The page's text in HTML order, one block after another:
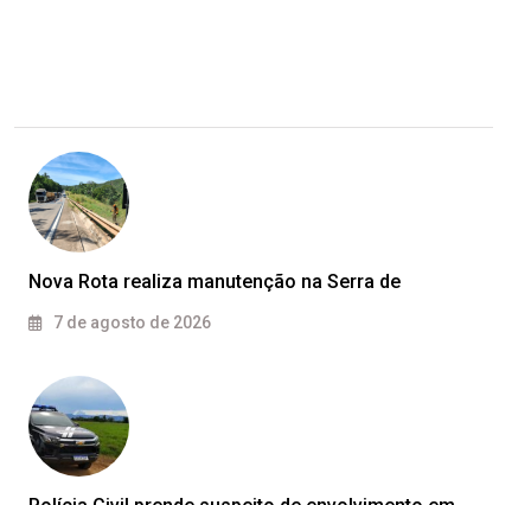
Nova Rota realiza manutenção na Serra de
7 de agosto de 2026